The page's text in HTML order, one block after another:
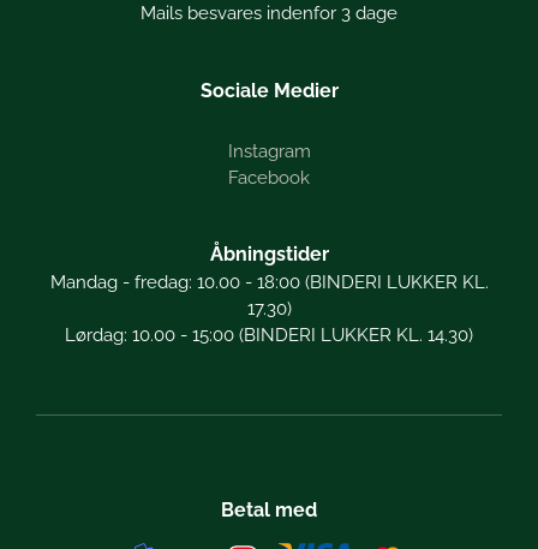
Mails besvares indenfor 3 dage
Sociale Medier
Instagram
Facebook
Åbningstider
Mandag - fredag: 10.00 - 18:00 (BINDERI LUKKER KL.
17.30)
Lørdag: 10.00 - 15:00 (BINDERI LUKKER KL. 14.30)
Betal med